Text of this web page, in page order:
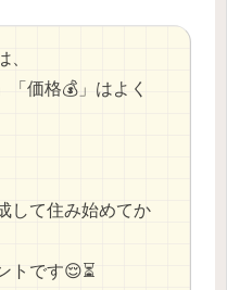
、
「価格💰」はよく
して住み始めてか
トです😌⏳